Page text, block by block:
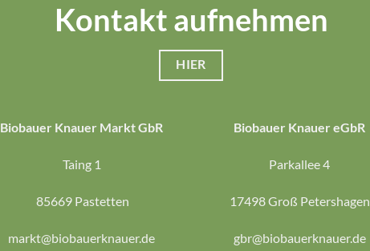
Kontakt aufnehmen
HIER
Biobauer Knauer Markt GbR
Taing 1
85669 Pastetten
markt@biobauerknauer.de
Biobauer Knauer eGbR
Parkallee 4
17498 Groß Petershagen
gbr@biobauerknauer.de